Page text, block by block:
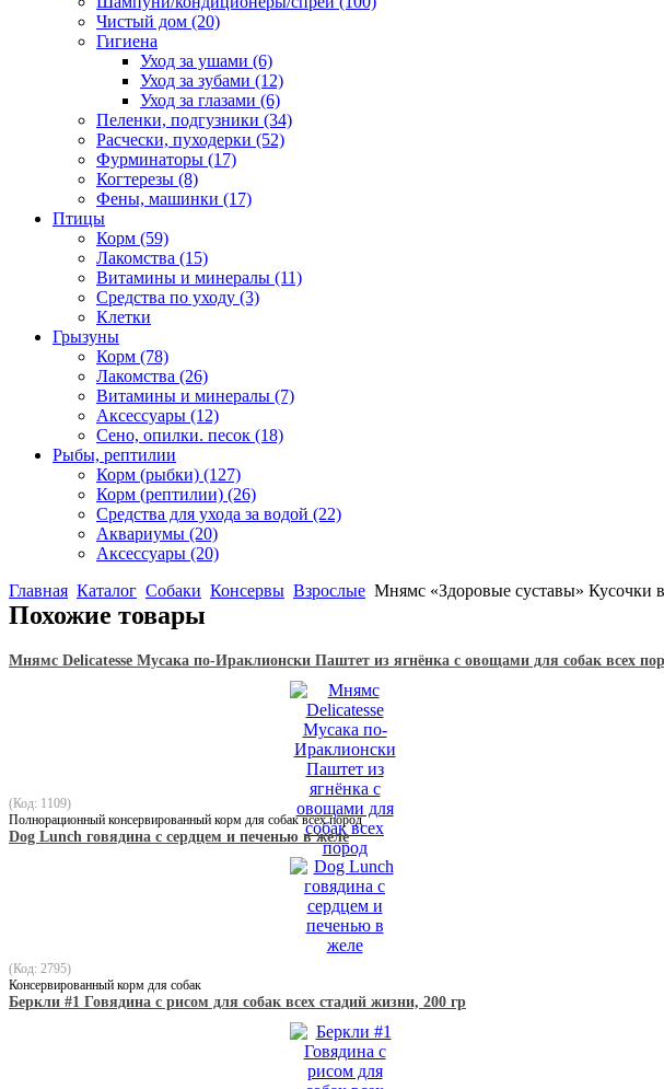
Чистый дом (20)
Гигиена
Уход за ушами (6)
Уход за зубами (12)
Уход за глазами (6)
Пеленки, подгузники (34)
Расчески, пуходерки (52)
Фурминаторы (17)
Когтерезы (8)
Фены, машинки (17)
Птицы
Корм (59)
Лакомства (15)
Витамины и минералы (11)
Средства по уходу (3)
Клетки
Грызуны
Корм (78)
Лакомства (26)
Витамины и минералы (7)
Аксессуары (12)
Сено, опилки. песок (18)
Рыбы, рептилии
Корм (рыбки) (127)
Корм (рептилии) (26)
Средства для ухода за водой (22)
Аквариумы (20)
Аксессуары (20)
Главная Каталог Собаки Консервы Взрослые Мнямс «Здоровые суставы» Кусочки
Похожие товары
Мнямс Delicatesse Мусака по-Ираклионски Паштет из ягнёнка с овощами для собак всех
(Код: 1109)
Полнорационный консервированный корм для собак всех пород
Dog Lunch говядина с сердцем и печенью в желе
(Код: 2795)
Консервированный корм для собак
Беркли #1 Говядина с рисом для собак всех стадий жизни, 200 гр